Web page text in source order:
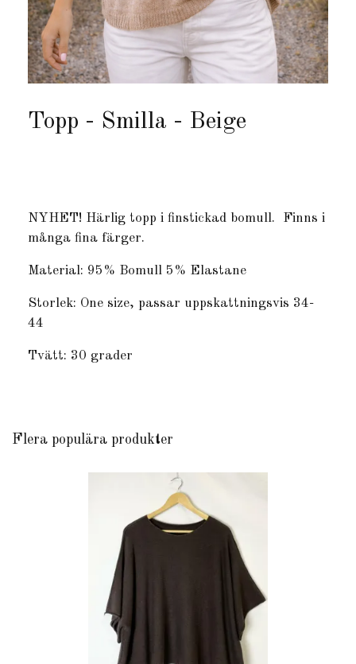
Topp - Smilla - Beige
NYHET! Härlig topp i finstickad bomull. Finns i
många fina färger.
Material: 95% Bomull 5% Elastane
Storlek: One size, passar uppskattningsvis 34-
44
Tvätt: 30 grader
Flera populära produkter